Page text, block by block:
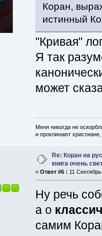
Коран,
истинный
"Кривая"
Я так
может
Меня никогда не
и проклинают
Re: Коран на
книга очень
« Ответ #6 : 11
Ну речь
а о
самим